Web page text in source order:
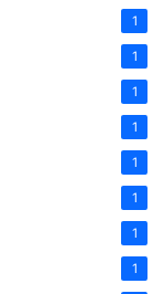
1
1
1
1
1
1
1
1